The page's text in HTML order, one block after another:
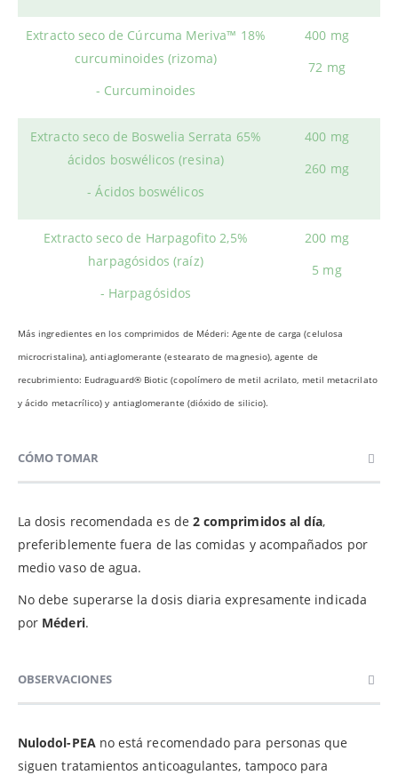
Extracto seco de Cúrcuma Meriva™ 18%
curcuminoides (rizoma)
- Curcuminoides
400 mg
72 mg
Extracto seco de Boswelia Serrata 65%
ácidos boswélicos (resina)
- Ácidos boswélicos
400 mg
260 mg
Extracto seco de Harpagofito 2,5%
harpagósidos (raíz)
- Harpagósidos
200 mg
5 mg
Más ingredientes en los comprimidos de Méderi: Agente de carga (celulosa
microcristalina), antiaglomerante (estearato de magnesio), agente de
recubrimiento: Eudraguard® Biotic (copolímero de metil acrilato, metil metacrilato
y ácido metacrílico) y antiaglomerante (dióxido de silicio).
CÓMO TOMAR
La dosis recomendada es de 2 comprimidos al día,
preferiblemente fuera de las comidas y acompañados por
medio vaso de agua.
No debe superarse la dosis diaria expresamente indicada
por Méderi.
OBSERVACIONES
Nulodol-PEAno está recomendado para personas que
siguen tratamientos anticoagulantes, tampoco para